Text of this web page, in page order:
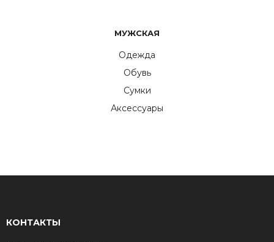
МУЖСКАЯ
Одежда
Обувь
Сумки
Аксессуары
КОНТАКТЫ